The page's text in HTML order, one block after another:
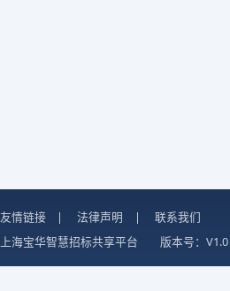
友情链接 | 法律声明 |
联系我们
上海宝华智慧招标共享平台
版本号：V1.0